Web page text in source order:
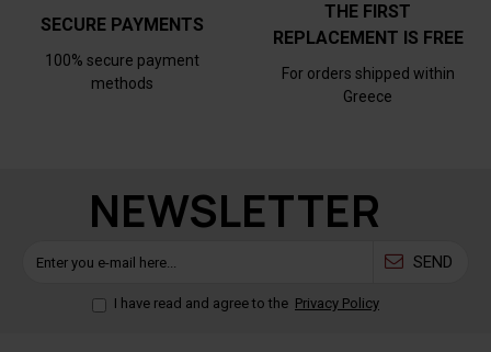
SECURE PAYMENTS
100% secure payment
methods
THE FIRST
REPLACEMENT IS FREE
For orders shipped within
Greece
NEWSLETTER
SEND
I have read and agree to the Privacy Policy